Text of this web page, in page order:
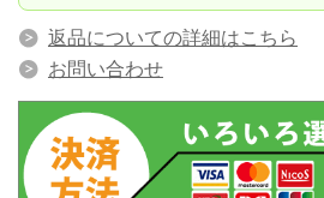
返品についての詳細はこちら
お問い合わせ